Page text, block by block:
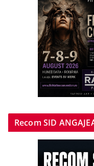
Recom SID